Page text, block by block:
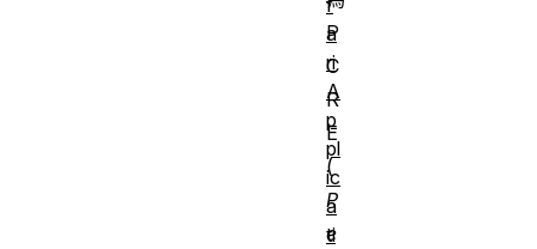
P
C
R
E
(
P
e
a
ri
A
p
pl
ic
a
ti